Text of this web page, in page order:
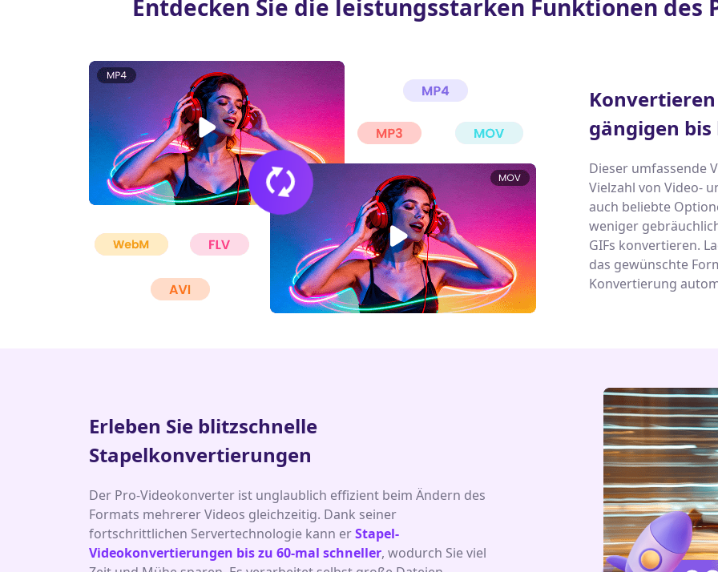
Entdecken Sie die leistungsstarken Funktionen des
gängigen
Dieser umfassende
Vielzahl von Video-
auch beliebte
weniger
GIFs konvertieren.
das gewünschte
Konvertierung
Erleben Sie blitzschnelle
Stapelkonvertierungen
Der Pro-Videokonverter ist unglaublich effizient beim Ändern des
Formats mehrerer Videos gleichzeitig. Dank seiner
fortschrittlichen Servertechnologie kann erStapel-
Videokonvertierungen bis zu 60-mal schneller, wodurch Sie viel